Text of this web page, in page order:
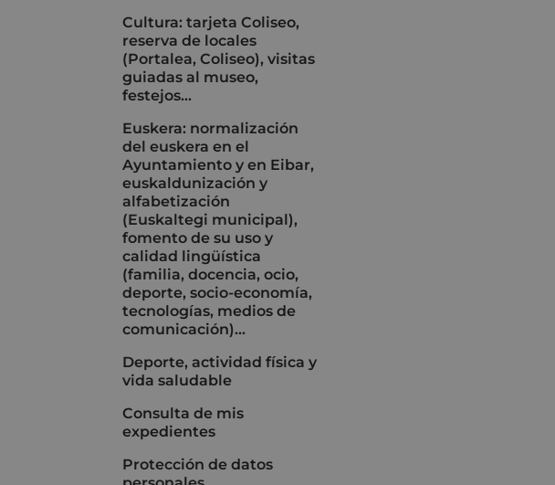
Cultura: tarjeta Coliseo,
reserva de locales
(Portalea, Coliseo), visitas
guiadas al museo,
festejos...
Euskera: normalización
del euskera en el
Ayuntamiento y en Eibar,
euskaldunización y
alfabetización
(Euskaltegi municipal),
fomento de su uso y
calidad lingüística
(familia, docencia, ocio,
deporte, socio-economía,
tecnologías, medios de
comunicación)...
Deporte, actividad física y
vida saludable
Consulta de mis
expedientes
Protección de datos